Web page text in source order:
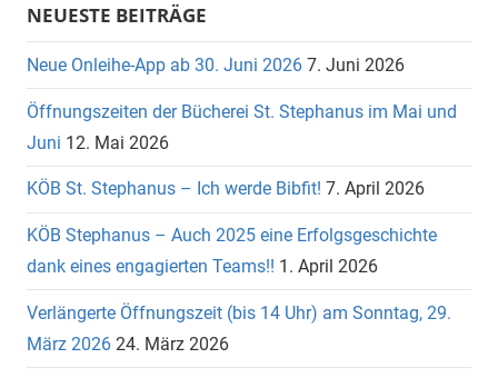
Beiträge
NEUESTE BEITRÄGE
Neue Onleihe-App ab 30. Juni 2026 7. Juni 2026
Öffnungszeiten der Bücherei St. Stephanus im Mai und
Juni 12. Mai 2026
KÖB St. Stephanus – Ich werde Bibfit! 7. April 2026
KÖB Stephanus – Auch 2025 eine Erfolgsgeschichte
dank eines engagierten Teams!! 1. April 2026
Verlängerte Öffnungszeit (bis 14 Uhr) am Sonntag, 29.
März 2026 24. März 2026